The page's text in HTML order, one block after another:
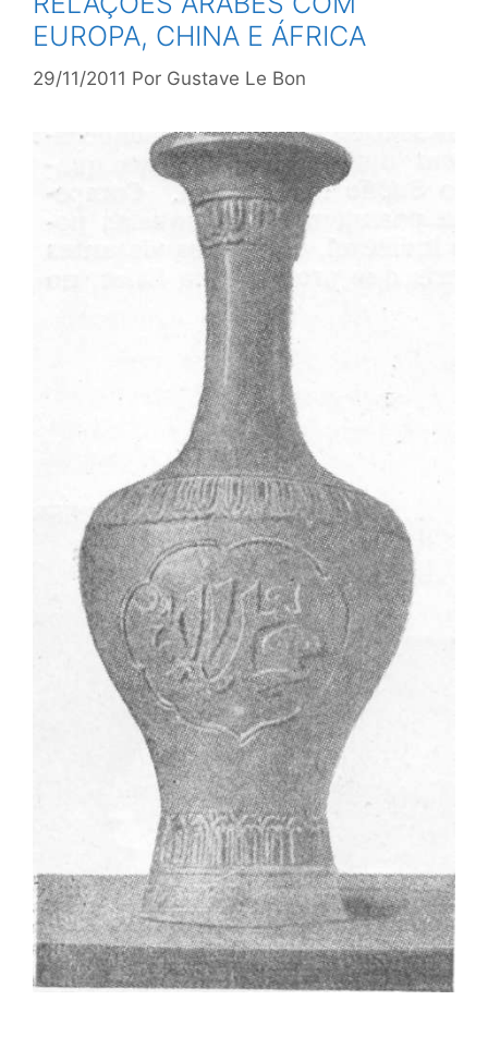
EUROPA, CHINA E ÁFRICA
29/11/2011 Por Gustave Le Bon